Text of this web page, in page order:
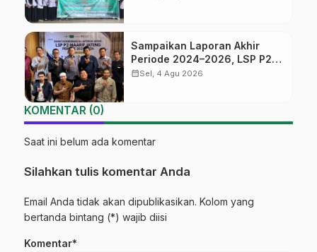
Sampaikan Laporan Akhir
Periode 2024–2026, LSP P2
Ma’arif NU Jateng Mantapkan
calendar_monthSel, 4 Agu 2026
KOMENTAR (0)
Saat ini belum ada komentar
Silahkan tulis komentar Anda
Email Anda tidak akan dipublikasikan. Kolom yang
bertanda bintang (*) wajib diisi
Komentar*